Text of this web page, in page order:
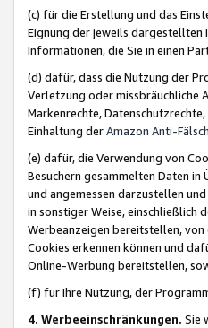
(c) für die Erstellung und das
Eignung der jeweils
Informationen, die Sie in einen
(d) dafür, dass die Nutzung der
Verletzung oder missbräuchliche
Markenrechte,
Einhaltung derAmazon Anti-
(e) dafür, die Verwendung von
Besuchern gesammelten Daten
und angemessen darzustellen
in sonstiger Weise, einschließlich
Werbeanzeigen bereitstellen, von
Cookies erkennen können und
Online-Werbung bereitstellen,
(f) für Ihre Nutzung, der
4. Werbeeinschränkungen. Sie